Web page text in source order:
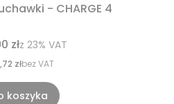
- CHARGE 4
złz 23% VAT
złbez VAT
koszyka